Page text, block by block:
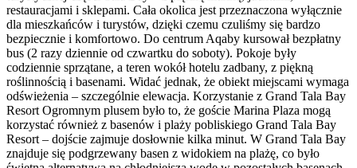
restauracjami i sklepami. Cała okolica jest przeznaczona wyłącznie
dla mieszkańców i turystów, dzięki czemu czuliśmy się bardzo
bezpiecznie i komfortowo. Do centrum Aqaby kursował bezpłatny
bus (2 razy dziennie od czwartku do soboty). Pokoje były
codziennie sprzątane, a teren wokół hotelu zadbany, z piękną
roślinnością i basenami. Widać jednak, że obiekt miejscami wymaga
odświeżenia – szczególnie elewacja. Korzystanie z Grand Tala Bay
Resort Ogromnym plusem było to, że goście Marina Plaza mogą
korzystać również z basenów i plaży pobliskiego Grand Tala Bay
Resort – dojście zajmuje dosłownie kilka minut. W Grand Tala Bay
znajduje się podgrzewany basen z widokiem na plażę, co było